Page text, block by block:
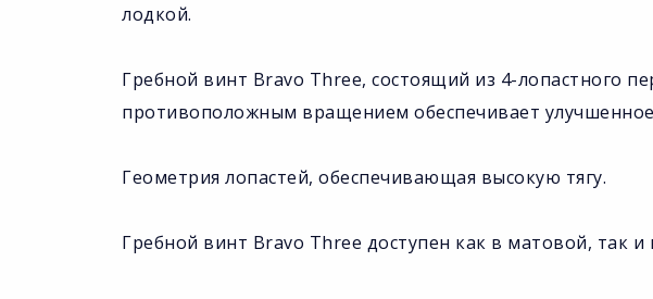
лодкой.
Гребной винт Bravo Three, состоящий из 4-лопастного
противоположным вращением обеспечивает
Геометрия лопастей, обеспечивающая высокую тягу.
Гребной винт Bravo Three доступен как в матовой, так